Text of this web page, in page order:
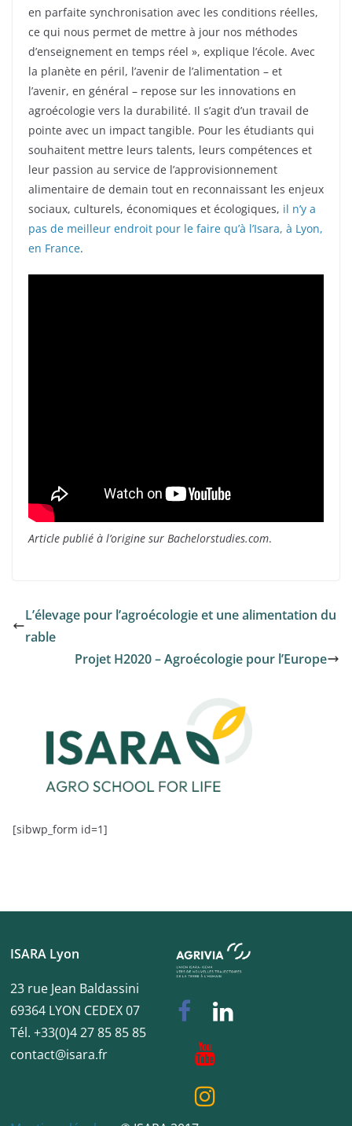
en parfaite synchronisation avec les conditions réelles,
ce qui nous permet de mettre à jour nos méthodes
d’enseignement en temps réel », explique l’école. Avec
la planète en péril, l’avenir de l’alimentation – et
l’avenir, en général – repose sur les innovations en
agroécologie vers la durabilité. Il s’agit d’un travail de
pointe avec un impact tangible. Pour les étudiants qui
souhaitent mettre leurs talents, leurs compétences et
leur passion au service de l’approvisionnement
alimentaire de demain tout en reconnaissant les enjeux
sociaux, culturels, économiques et écologiques, il n’y a
pas de meilleur endroit pour le faire qu’à l’Isara, à Lyon,
en France.
Article publié à l’origine sur Bachelorstudies.com.
L’élevage pour l’agroécologie et une alimentation du
rable
Projet H2020 – Agroécologie pour l’Europe
[sibwp_form id=1]
ISARA Lyon
23 rue Jean Baldassini
69364 LYON CEDEX 07
Tél. +33(0)4 27 85 85 85
contact@isara.fr